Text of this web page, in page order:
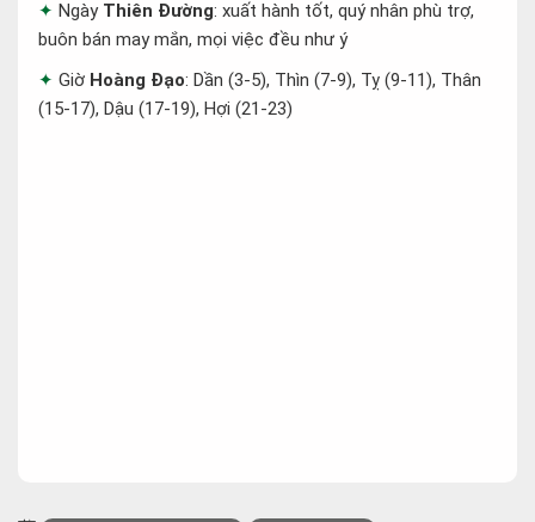
Ngày Thiên Đường: xuất hành tốt, quý nhân phù trợ,
buôn bán may mắn, mọi việc đều như ý
Giờ Hoàng Đạo: Dần (3-5), Thìn (7-9), Tỵ (9-11), Thân
(15-17), Dậu (17-19), Hợi (21-23)